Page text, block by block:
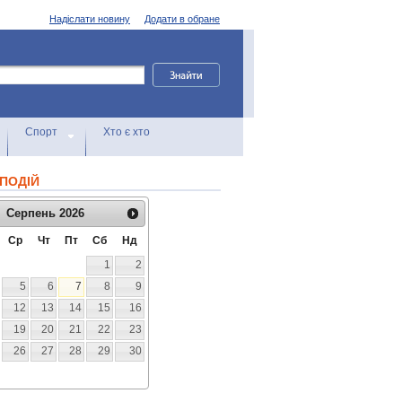
Додати в обране
Надіслати новину
Спорт Хто є хто
Серпень 2026
Ср Чт Пт Сб
Нд
1
2
5 6 7 8
9
12 13 14 15
16
19 20 21 22
23
26 27 28 29
30